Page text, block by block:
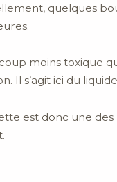
quelques
moins toxique
Il s’agit ici du
est donc une